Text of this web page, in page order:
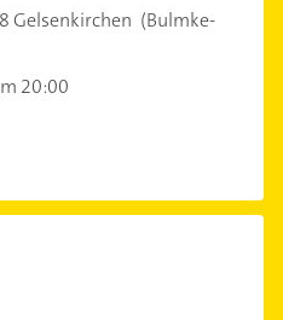
Gelsenkirchen (Bulmke-
20:00